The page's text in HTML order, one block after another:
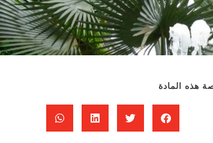
هذه المادة